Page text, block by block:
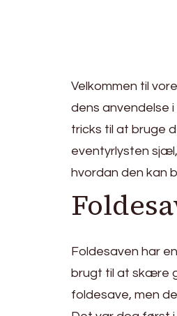
Velkommen til
dens anvendelse
tricks til at bruge
eventyrlysten
hvordan den kan
Foldesaven har
brugt til at skære
foldesave, men